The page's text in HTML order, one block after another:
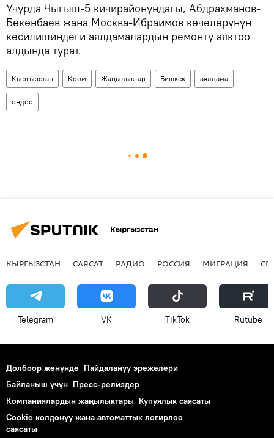
Учурда Чыгыш-5 кичирайонундагы, Абдрахманов-
Бөкөнбаев жана Москва-Ибраимов көчөлөрүнүн
кесилишиндеги аялдамалардын ремонту аяктоо
алдында турат.
Кыргызстан Коом Жаңылыктар Бишкек аялдама
оңдоо
Кыргызстан
КЫРГЫЗСТАН САЯСАТ РАДИО РОССИЯ МИГРАЦИЯ
Telegram VK ТikТоk Rutube
Долбоор жөнүндө Пайдалануу эрежелери
Байланыш үчүн Пресс-релиздер
Компаниялардын жаңылыктары Купуялык саясаты
Cookie колдонуу жана автоматтык логирлөө
саясаты